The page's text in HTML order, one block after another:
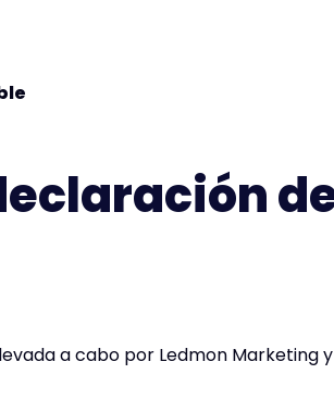
a cabo por Ledmon Marketing y